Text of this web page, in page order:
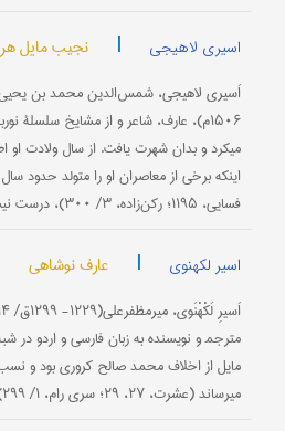
اسیری لاهیجی | نجیب مایل
۱۵۰۶م‌)، عارف‌، شاعر و از مشایخ
میكرد و بدان شهرت یافت‌. از سال ولادت
فسایی، ۱۱۹۵؛ ركن‌زاده‌، ۳/ ۳۰۰)، درست نیست‌، زیرا ...
اسیر لکهنوی | عارف نوشاهی
مترجم‍‍ و نویسنده به زبان فارسی و اردو در
مایل از اخلاف محمد صالح كروری بود و
میرساند (عشرت‌، ۲۷، ۲۹؛ سری رام‌، ۱/ ۲۹۹).